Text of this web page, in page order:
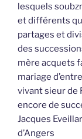
lesquels
et différents
partages et
des
mère acquets
mariage
vivant sieur de
encore de
Jacques
d’Angers